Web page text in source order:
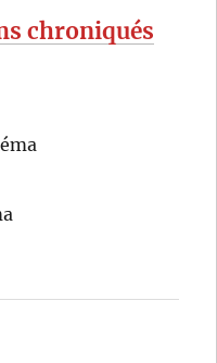
chroniqués